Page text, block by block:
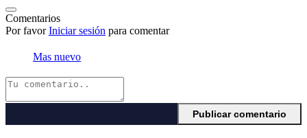
Comentarios
Por favorIniciar sesión para comentar
Mas nuevo